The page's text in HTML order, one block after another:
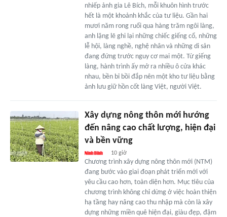
nhiếp ảnh gia Lê Bích, mỗi khuôn hình trước
hết là một khoảnh khắc của tư liệu. Gần hai
mươi năm rong ruổi qua hàng trăm ngôi làng,
anh lặng lẽ ghi lại những chiếc giếng cổ, những
lễ hội, làng nghề, nghệ nhân và những di sản
đang đứng trước nguy cơ mai một. Từ giếng
làng, hành trình ấy mở ra nhiều ô cửa khác
nhau, bền bỉ bồi đắp nên một kho tư liệu bằng
ảnh lưu giữ hồn cốt làng Việt, người Việt.
Xây dựng nông thôn mới hướng
đến nâng cao chất lượng, hiện đại
và bền vững
10 giờ
Chương trình xây dựng nông thôn mới (NTM)
đang bước vào giai đoạn phát triển mới với
yêu cầu cao hơn, toàn diện hơn. Mục tiêu của
chương trình không chỉ dừng ở việc hoàn thiện
hạ tầng hay nâng cao thu nhập mà còn là xây
dựng những miền quê hiện đại, giàu đẹp, đậm